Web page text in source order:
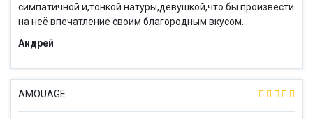
симпатичной и,тонкой натуры,девушкой,что бы произвести
на неё впечатление своим благородным вкусом...
Андрей
AMOUAGE